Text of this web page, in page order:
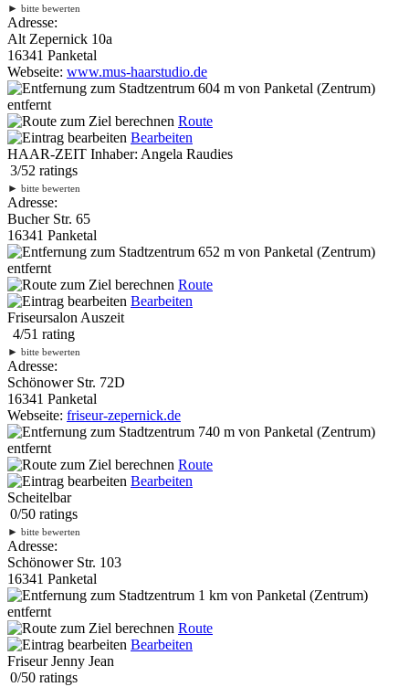
► bitte bewerten
Adresse:
Alt Zepernick 10a
16341 Panketal
Webseite: www.mus-haarstudio.de
604 m von Panketal (Zentrum)
entfernt
Route
Bearbeiten
HAAR-ZEIT Inhaber: Angela Raudies
3/52 ratings
► bitte bewerten
Adresse:
Bucher Str. 65
16341 Panketal
652 m von Panketal (Zentrum)
entfernt
Route
Bearbeiten
Friseursalon Auszeit
4/51 rating
► bitte bewerten
Adresse:
Schönower Str. 72D
16341 Panketal
Webseite: friseur-zepernick.de
740 m von Panketal (Zentrum)
entfernt
Route
Bearbeiten
Scheitelbar
0/50 ratings
► bitte bewerten
Adresse:
Schönower Str. 103
16341 Panketal
1 km von Panketal (Zentrum)
entfernt
Route
Bearbeiten
Friseur Jenny Jean
0/50 ratings